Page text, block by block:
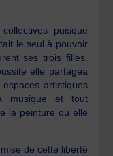
puisque
le seul à pouvoir
ses trois filles.
elle partagea
artistiques
musique et tout
la peinture où elle
de cette liberté